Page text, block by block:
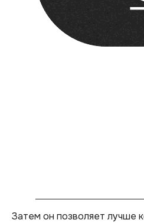
Затем он позволяет лучше